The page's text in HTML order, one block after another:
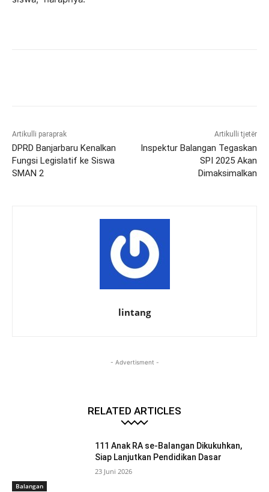
Artikulli paraprak
DPRD Banjarbaru Kenalkan
Fungsi Legislatif ke Siswa
SMAN 2
Artikulli tjetër
Inspektur Balangan Tegaskan
SPI 2025 Akan
Dimaksimalkan
lintang
- Advertisment -
RELATED ARTICLES
Balangan
111 Anak RA se-Balangan Dikukuhkan,
Siap Lanjutkan Pendidikan Dasar
23 Juni 2026